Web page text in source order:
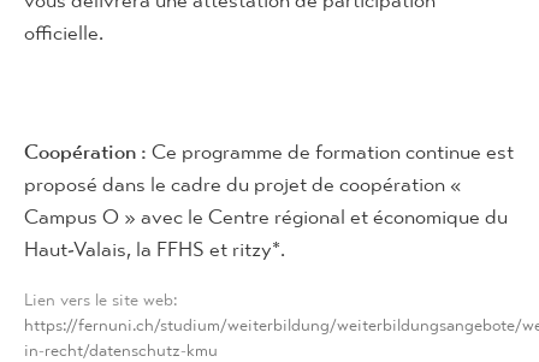
officielle.
Coopération : Ce programme de formation continue est
proposé dans le cadre du projet de coopération «
Campus O » avec le Centre régional et économique du
Haut-Valais, la FFHS et ritzy*.
Lien vers le site web:
https://fernuni.ch/studium/weiterbildung/weiterbildungsangebote/
in-recht/datenschutz-kmu